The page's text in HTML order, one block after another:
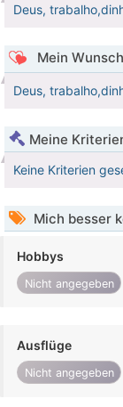
Deus,
Mein
Deus,
Meine
Keine Kriterien
Mich besser
Hobbys
Nicht angegeben
Ausflüge
Nicht angegeben